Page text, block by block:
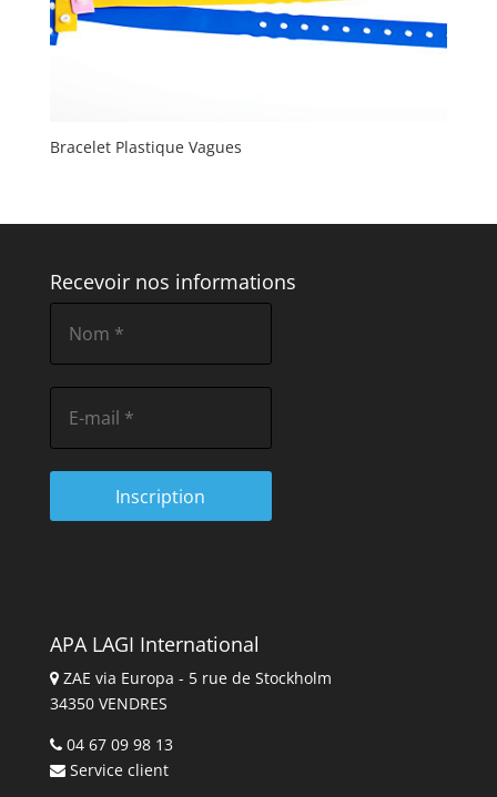
Bracelet Plastique Vagues
Recevoir nos informations
APA LAGI International
ZAE via Europa - 5 rue de Stockholm
34350 VENDRES
04 67 09 98 13
Service client